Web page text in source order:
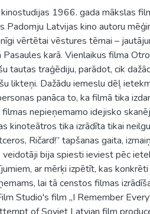
1966. gada mākslas
Padomju Latvijas kino autoru
vērtētai vēstures tēmai –
Pasaules karā. Vienlaikus filma
tautas traģēdiju, parādot, cik
likteņi. Dažādu iemeslu dēļ
panāca to, ka filmā tika
nepieņemamo idejisko
kinoteātros tika izrādīta tikai
Ričard!” tapšanas gaita,
bija spiesti ieviest pēc
ar mērķi izpētīt, kas
lai tā censtos filmas
Studio's film „I Remember